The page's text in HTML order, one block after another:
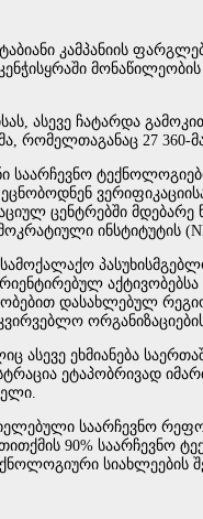
კამპანიის
ასევე ჩატარდა
რომელთაგანაც 27 360-
საარჩევნო
ცენტრებში
ინსტიტუტის
დასახლებულ
ასევე ეხმიანება
ეტაპობრივად
საარჩევნო
90% საარჩევნო